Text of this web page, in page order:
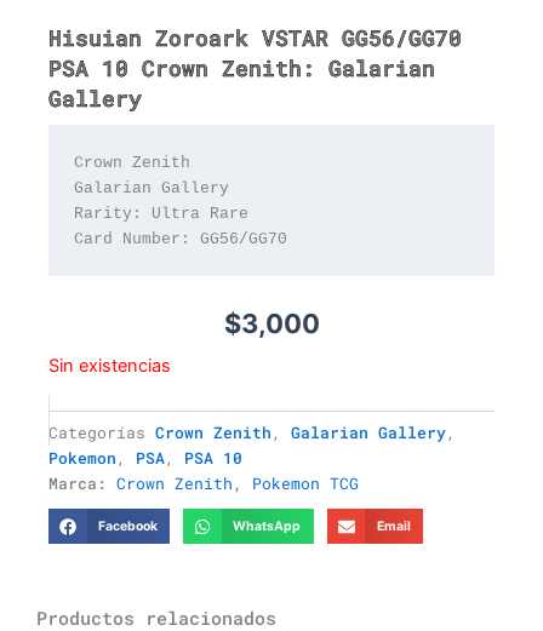
Hisuian Zoroark VSTAR GG56/GG70
PSA 10 Crown Zenith: Galarian
Gallery
Crown Zenith
Galarian Gallery
Rarity: Ultra Rare
Card Number: GG56/GG70
$3,000
Sin existencias
Categorías Crown Zenith, Galarian Gallery,
Pokemon, PSA, PSA 10
Marca: Crown Zenith , Pokemon TCG
Facebook WhatsApp Email
Productos relacionados